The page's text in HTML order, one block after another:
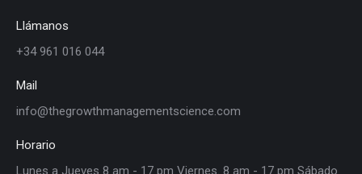
Llámanos
+34 961 016 044
Mail
info@thegrowthmanagementscience.com
Horario
Lunes a Jueves 8 am - 17 pm Viernes. 8 am - 17 pm Sábado